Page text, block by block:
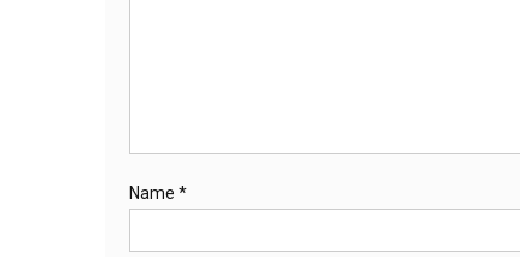
Name *